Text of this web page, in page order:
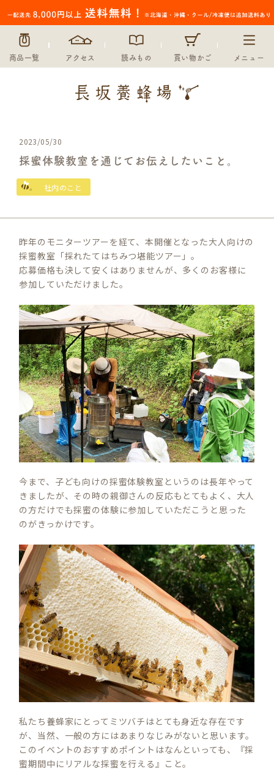
商品一覧 アクセス 読みもの 買い物かご メニュー
2023/05/30
採蜜体験教室を通じてお伝えしたいこと。
社内のこと
昨年のモニターツアーを経て、本開催となった大人向けの
採蜜教室「採れたてはちみつ堪能ツアー」。
応募価格も決して安くはありませんが、多くのお客様に
参加していただけました。
今まで、子ども向けの採蜜体験教室というのは長年やって
きましたが、その時の親御さんの反応もとてもよく、大人
の方だけでも採蜜の体験に参加していただこうと思った
のがきっかけです。
私たち養蜂家にとってミツバチはとても身近な存在です
が、当然、一般の方にはあまりなじみがないと思います。
このイベントのおすすめポイントはなんといっても、『採
蜜期間中にリアルな採蜜を行える』こと。